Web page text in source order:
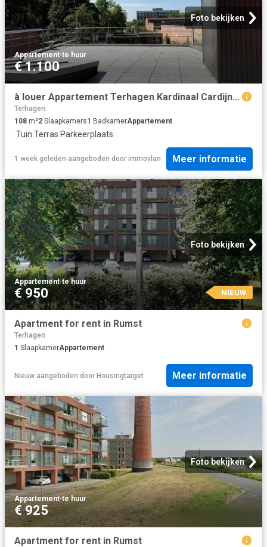
Foto bekijken
Appartement·te huur
€ 1.100
à louer Appartement Terhagen Kardinaal Cardijnstraat
Terhagen
108 m²2 Slaapkamers1 BadkamerAppartement
·Tuin·Terras·Parkeerplaats
1 week geleden aangeboden door immovlan Meer informatie
Foto bekijken
Appartement·te huur
€ 950 NIEUW
Apartment for rent in Rumst
Terhagen
1 SlaapkamerAppartement
Nieuw aangeboden door Housingtarget Meer informatie
Foto bekijken
Appartement·te huur
€ 925
Apartment for rent in Rumst